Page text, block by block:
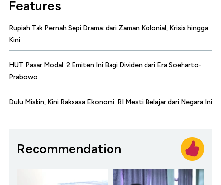
Features
Rupiah Tak Pernah Sepi Drama: dari Zaman Kolonial, Krisis hingga
Kini
HUT Pasar Modal: 2 Emiten Ini Bagi Dividen dari Era Soeharto-
Prabowo
Dulu Miskin, Kini Raksasa Ekonomi: RI Mesti Belajar dari Negara Ini
Recommendation